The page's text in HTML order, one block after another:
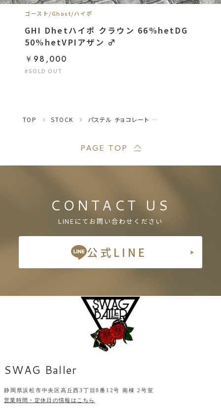
ゴースト/Ghost/ハイポ
GHI Dhetハイポ クラウン 66%hetDG
50%hetVPIアザン ♂
￥98,000
#SOLD OUT
TOP STOCK パステル チョコレート モハベ ゴースト♀
CONTACT US
LINEにてお問い合わせください
公式LINE
SWAG Baller
静岡県浜松市中央区高丘西3丁目8番12号 南棟 2号室
営業時間・定休日の情報はこちら
PAGE TOP